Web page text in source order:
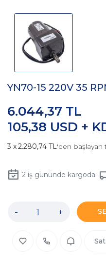
YN70-15 220V 35
105,38 USD +
6.044,37 TL
2.280,74 TL'den başlayan
2iş gününde kargoda
- +